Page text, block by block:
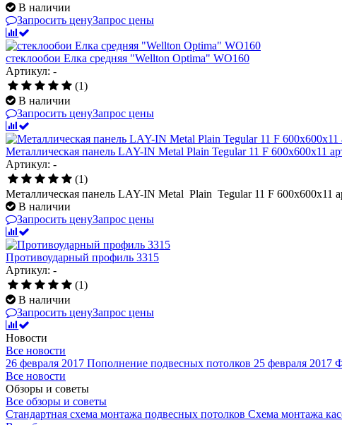
В наличии
Запросить ценуЗапрос цены
стеклообои Елка средняя "Wellton Optima" WO160
Артикул: -
(1)
В наличии
Запросить ценуЗапрос цены
Металлическая панель LAY-IN Metal Plain Tegular 11 F 600x600x11
Артикул: -
(1)
Металлическая панель LAY-IN Metal Plain Tegular 11 F 600x600x11
В наличии
Запросить ценуЗапрос цены
Противоударный профиль 3315
Артикул: -
(1)
В наличии
Запросить ценуЗапрос цены
Новости
Все новости
26 февраля 2017 Пополнение подвесных потолков 25 февраля 2017
Все новости
Обзоры и советы
Все обзоры и советы
Стандартная схема монтажа подвесных потолков Схема монтажа